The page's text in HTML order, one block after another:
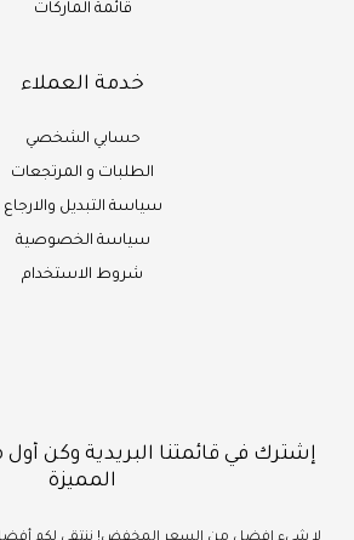
قائمة الماركات
خدمة العملاء
حسابي الشخصي
الطلبات و المرتجعات
سياسة التبديل والارجاع
سياسة الخصوصية
شروط الاستخدام
إشترك في قائمتنا البريدية وكن
المميزة